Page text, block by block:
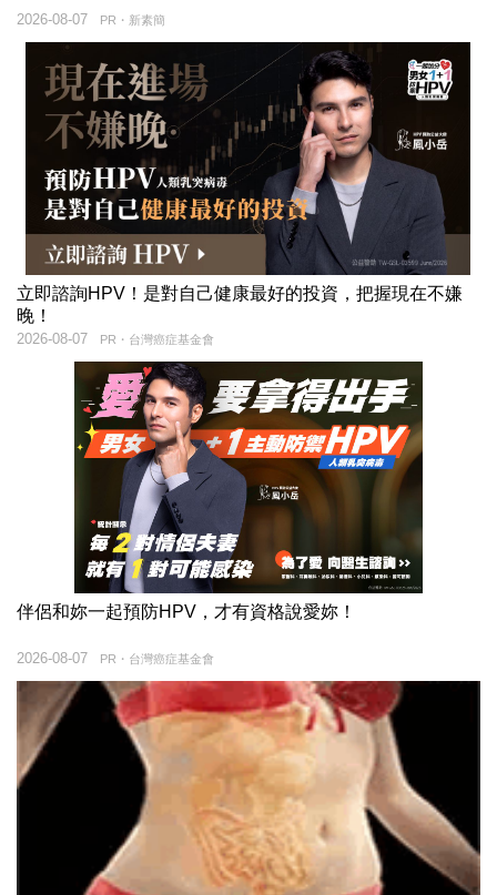
PR・新素簡
2026-08-07
立即諮詢HPV！是對自己健康最好的投資，把握現在不嫌
晚！
PR・台灣癌症基金會
2026-08-07
伴侶和妳一起預防HPV，才有資格說愛妳！
PR・台灣癌症基金會
2026-08-07